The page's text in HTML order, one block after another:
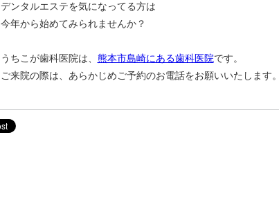
デンタルエステを気になってる方は
今年から始めてみられませんか？
うちこが歯科医院は、 熊本市島崎にある歯科医院です。
ご来院の際は、あらかじめご予約のお電話をお願いいたします